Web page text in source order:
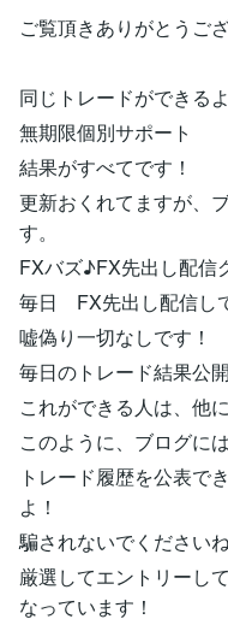
ご覧頂きありがとうご
同じトレードができる
無期限個別サポート
結果がすべてです！
更新おくれてますが、
す。
FXバズ♪FX先出し配信
毎日 FX先出し配信し
嘘偽り一切なしです！
毎日のトレード結果公
これができる人は、他
このように、ブログに
トレード履歴を公表で
よ！
騙されないでくださいね
厳選してエントリーし
なっています！